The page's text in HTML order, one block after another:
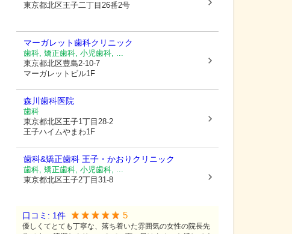
東京都北区王子二丁目26番2号
マーガレット歯科クリニック
歯科, 矯正歯科, 小児歯科, ...
東京都北区豊島2-10-7
マーガレットビル1F
森川歯科医院
歯科
東京都北区王子1丁目28-2
王子ハイムやまわ1F
歯科&矯正歯科 王子・かおりクリニック
歯科, 矯正歯科, 小児歯科, ...
東京都北区王子2丁目31-8
口コミ: 1件 5
優しくてとても丁寧な、落ち着いた雰囲気の女性の院長先